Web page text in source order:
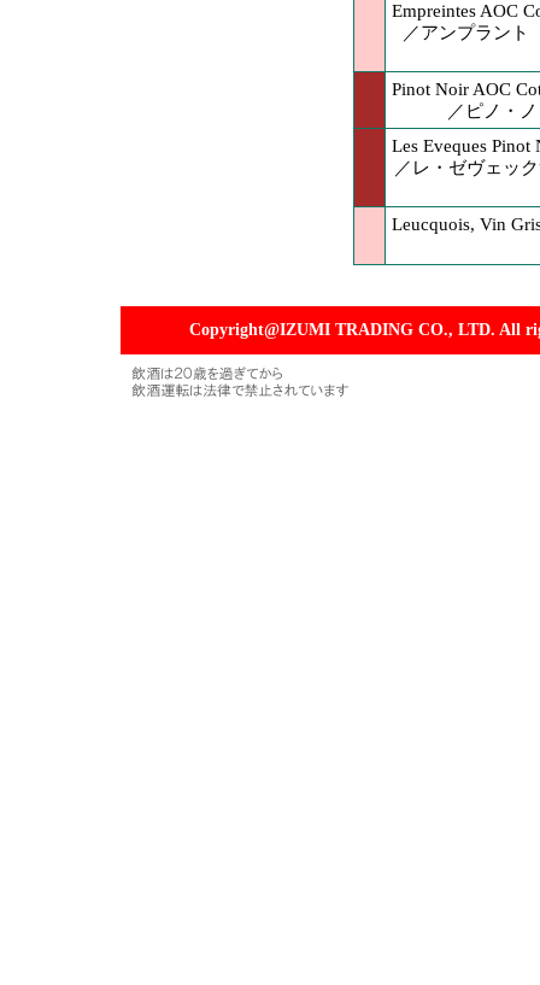
Empreintes AOC
／アンプラン
Pinot Noir AOC
／ピノ・
Les Eveques Pinot
／レ・ゼヴェッ
Leucquois, Vin
Copyright@IZUMI TRADING CO., LTD. All